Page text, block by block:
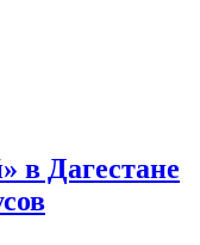
в Дагестане